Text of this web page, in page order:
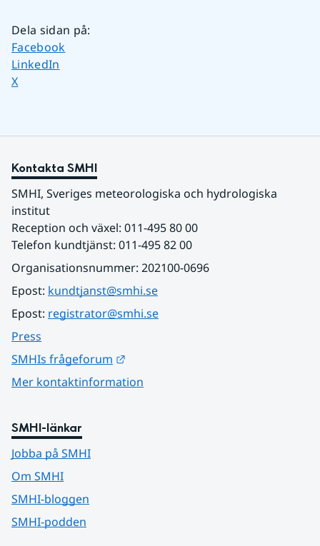
Dela sidan på:
Dela sidan på
Facebook
Dela sidan på
LinkedIn
Dela sidan på
X
Kontakta SMHI
SMHI, Sveriges meteorologiska och hydrologiska
institut
Reception och växel: 011-495 80 00
Telefon kundtjänst: 011-495 82 00
Organisationsnummer: 202100-0696
Epost: kundtjanst@smhi.se
Epost: registrator@smhi.se
Press
SMHIs frågeforum
Mer kontaktinformation
SMHI-länkar
Jobba på SMHI
Om SMHI
SMHI-bloggen
SMHI-podden